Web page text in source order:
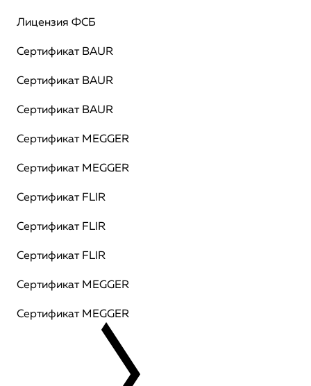
Лицензия ФСБ
Сертификат BAUR
Сертификат BAUR
Сертификат BAUR
Сертификат MEGGER
Сертификат MEGGER
Сертификат FLIR
Сертификат FLIR
Сертификат FLIR
Сертификат MEGGER
Сертификат MEGGER